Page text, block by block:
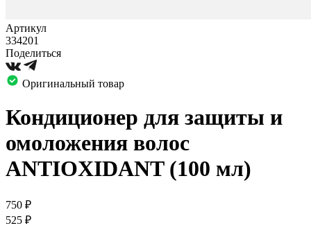
Артикул
334201
Поделиться
Оригинальный товар
Кондиционер для защиты и
омоложения волос
ANTIOXIDANT (100 мл)
750 ₽
525 ₽